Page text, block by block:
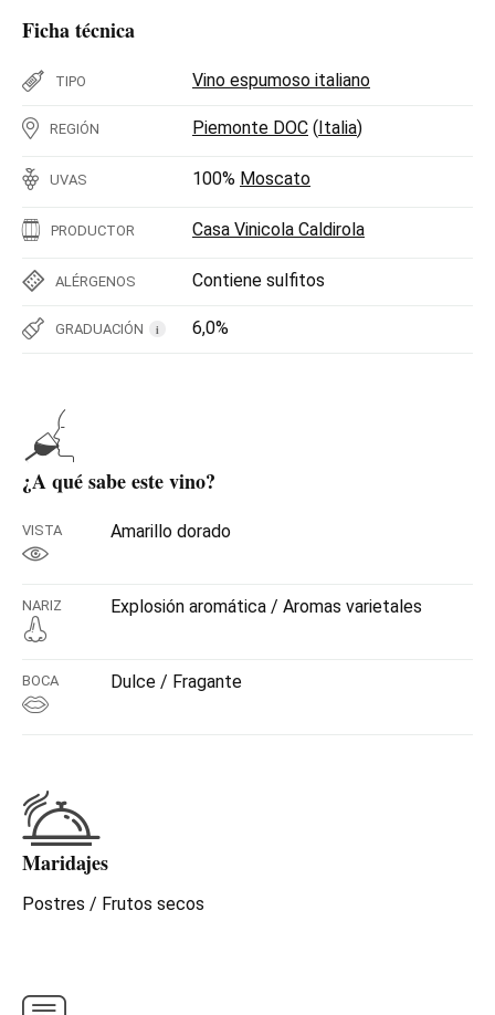
Ficha técnica
TIPO Vino espumoso italiano
REGIÓN Piemonte DOC (Italia)
UVAS 100% Moscato
PRODUCTOR Casa Vinicola Caldirola
ALÉRGENOS Contiene sulfitos
GRADUACIÓN i 6,0%
¿A qué sabe este vino?
VISTA Amarillo dorado
NARIZ Explosión aromática / Aromas varietales
BOCA Dulce / Fragante
Maridajes
Postres / Frutos secos